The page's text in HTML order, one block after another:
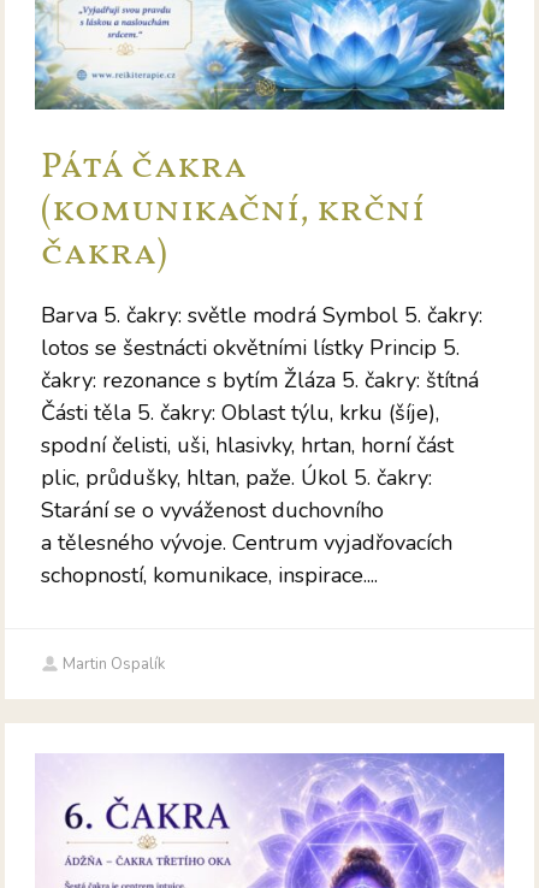
Pátá čakra
(komunikační, krční
čakra)
Barva 5. čakry: světle modrá Symbol 5. čakry:
lotos se šestnácti okvětními lístky Princip 5.
čakry: rezonance s bytím Žláza 5. čakry: štítná
Části těla 5. čakry: Oblast týlu, krku (šíje),
spodní čelisti, uši, hlasivky, hrtan, horní část
plic, průdušky, hltan, paže. Úkol 5. čakry:
Starání se o vyváženost duchovního
a tělesného vývoje. Centrum vyjadřovacích
schopností, komunikace, inspirace....
Martin Ospalík